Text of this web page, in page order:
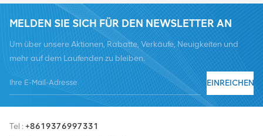
MELDEN SIE SICH FÜR DEN NEWSLETTER AN
Um über unsere Aktionen, Rabatte, Verkäufe, Neuigkeiten und
mehr auf dem Laufenden zu bleiben.
EINREICHEN
Tel :+8619376997331